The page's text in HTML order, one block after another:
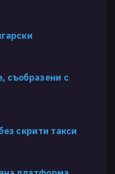
съобразени с
скрити такси